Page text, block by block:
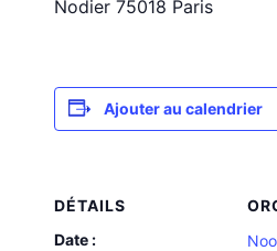
Nodier 75018 Paris
Ajouter au calendrier
DÉTAILS
Date :